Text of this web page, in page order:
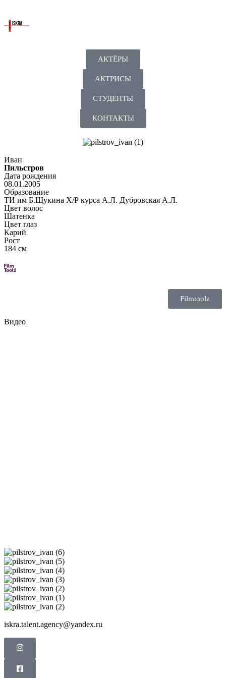
АКТЁРЫ
АКТРИСЫ
СТУДЕНТЫ
КОНТАКТЫ
Иван
Пильстров
Дата рождения
08.01.2005
Образование
ТИ им Б.Щукина Х/Р курса А.Л. Дубровская А.Л.
Цвет волос
Шатенка
Цвет глаз
Карий
Рост
184 см
Filmtoolz
Видео
iskra.talent.agency@yandex.ru